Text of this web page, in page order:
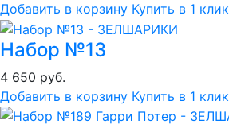
Добавить в корзину Купить в 1 клик
Набор №13
4 650 руб.
Добавить в корзину Купить в 1 клик